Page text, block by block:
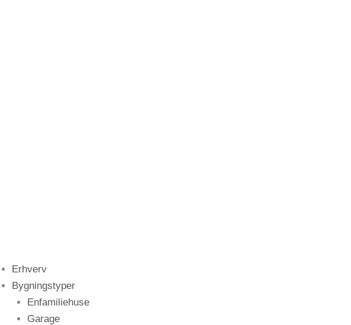
Erhverv
Bygningstyper
Enfamiliehuse
Garage